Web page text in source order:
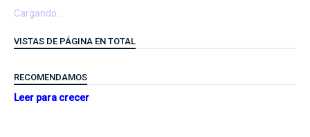
Cargando...
VISTAS DE PÁGINA EN TOTAL
RECOMENDAMOS
Leer para crecer